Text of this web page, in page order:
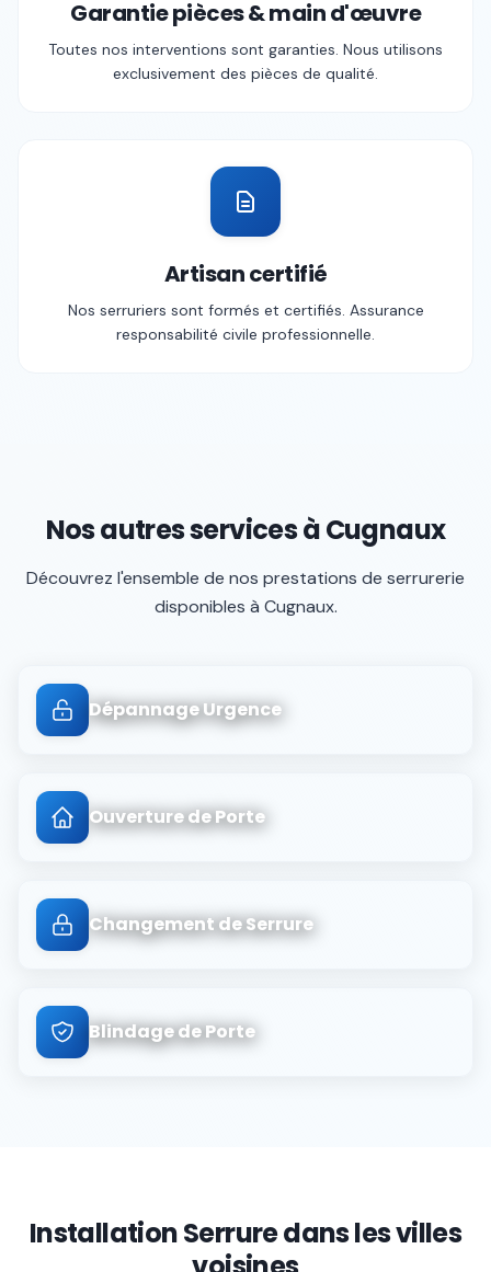
Garantie pièces & main d'œuvre
Toutes nos interventions sont garanties. Nous utilisons
exclusivement des pièces de qualité.
Artisan certifié
Nos serruriers sont formés et certifiés. Assurance
responsabilité civile professionnelle.
Nos autres services àCugnaux
Découvrez l'ensemble de nos prestations de serrurerie
disponibles à Cugnaux.
Dépannage Urgence
Ouverture de Porte
Changement de Serrure
Blindage de Porte
Installation Serruredans les villes